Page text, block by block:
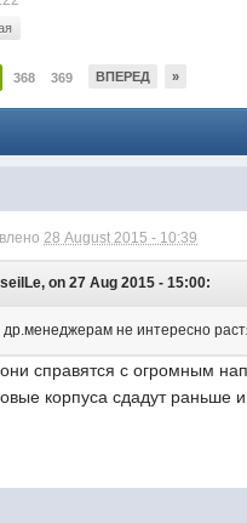
368 369 ВПЕРЕД »
28 August 2015 - 10:39
on 27 Aug 2015 - 15:00:
не интересно
справятся с огромным
корпуса сдадут раньше